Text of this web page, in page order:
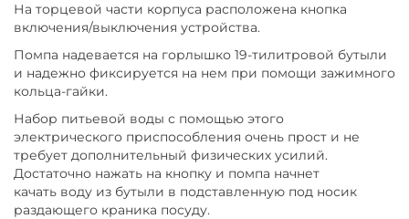
На торцевой части корпуса расположена кнопка
включения/выключения устройства.
Помпа надевается на горлышко 19-тилитровой бутыли
и надежно фиксируется на нем при помощи зажимного
кольца-гайки.
Набор питьевой воды с помощью этого
электрического приспособления очень прост и не
требует дополнительный физических усилий.
Достаточно нажать на кнопку и помпа начнет
качать воду из бутыли в подставленную под носик
раздающего краника посуду.